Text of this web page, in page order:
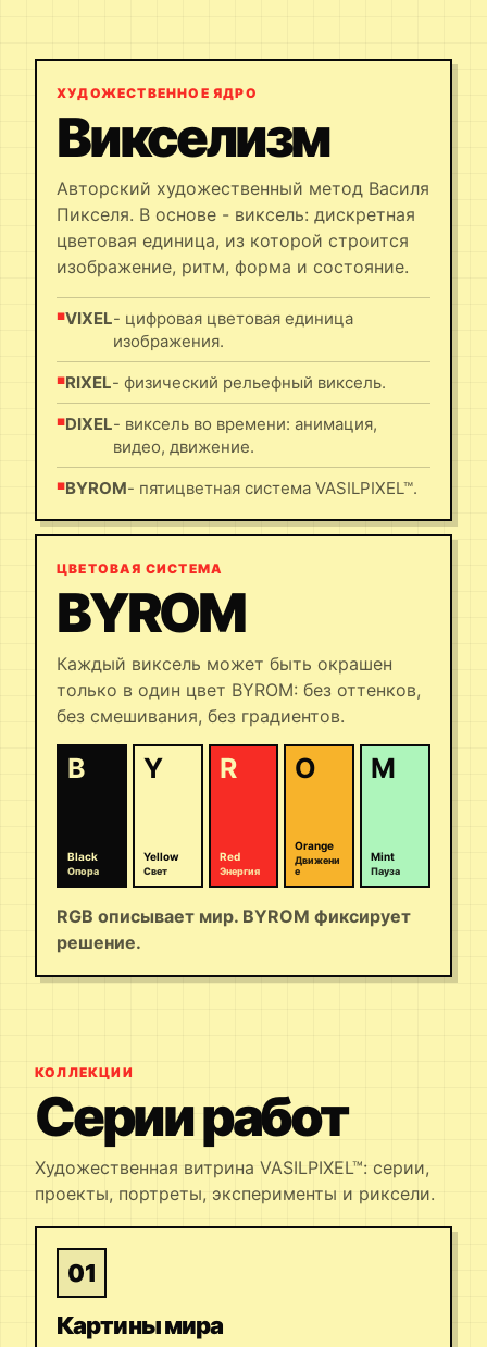
ХУДОЖЕСТВЕННОЕ ЯДРО
Викселизм
Авторский художественный метод Василя
Пикселя. В основе - виксель: дискретная
цветовая единица, из которой строится
изображение, ритм, форма и состояние.
VIXEL- цифровая цветовая единица
изображения.
RIXEL- физический рельефный виксель.
DIXEL- виксель во времени: анимация,
видео, движение.
BYROM- пятицветная система VASILPIXEL™.
ЦВЕТОВАЯ СИСТЕМА
BYROM
Каждый виксель может быть окрашен
только в один цвет BYROM: без оттенков,
без смешивания, без градиентов.
B
Black
Опора
Y
Yellow
Свет
R
Red
Энергия
O
Orange
Движени
е
M
Mint
Пауза
RGB описывает мир. BYROM фиксирует
решение.
КОЛЛЕКЦИИ
Серии работ
Художественная витрина VASILPIXEL™: серии,
проекты, портреты, эксперименты и риксели.
01
Картины мира